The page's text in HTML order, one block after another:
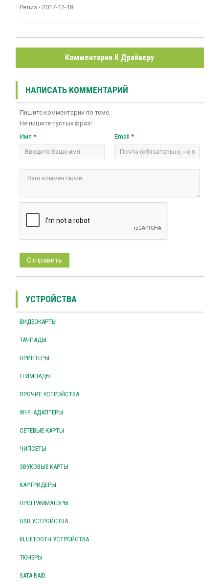
Релиз - 2017-12-18
Комментарии К Драйверу
НАПИСАТЬ КОММЕНТАРИЙ
Пишите комментарии по теме.
Не пишите пустых фраз!
Имя *
Email *
УСТРОЙСТВА
ВИДЕОКАРТЫ
ТАЧПАДЫ
ПРИНТЕРЫ
ГЕЙМПАДЫ
ПРОЧИЕ УСТРОЙСТВА
WI-FI АДАПТЕРЫ
СЕТЕВЫЕ КАРТЫ
ЧИПСЕТЫ
ЗВУКОВЫЕ КАРТЫ
КАРТРИДЕРЫ
ПРОГРАММАТОРЫ
USB УСТРОЙСТВА
BLUETOOTH УСТРОЙСТВА
ТЮНЕРЫ
SATA-RAID